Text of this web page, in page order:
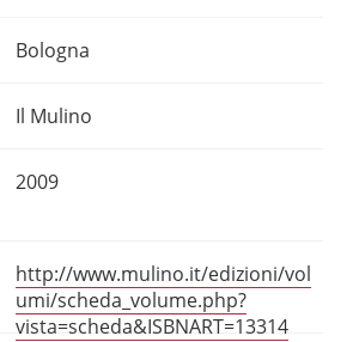
Bologna
Il Mulino
2009
http://www.mulino.it/edizioni/vol
umi/scheda_volume.php?
vista=scheda&ISBNART=13314